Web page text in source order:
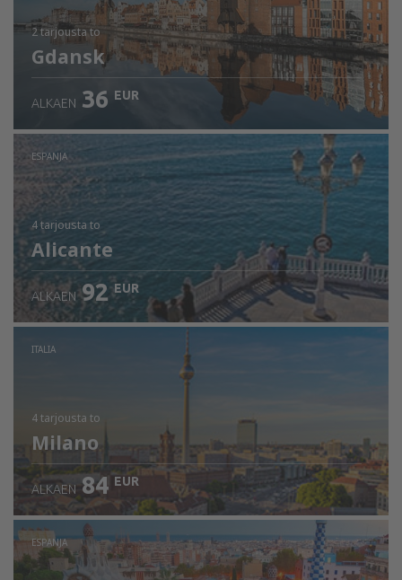
2 tarjousta to
Gdansk
ALKAEN 36 EUR
ESPANJA
4 tarjousta to
Alicante
ALKAEN 92 EUR
ITALIA
4 tarjousta to
Milano
ALKAEN 84 EUR
ESPANJA